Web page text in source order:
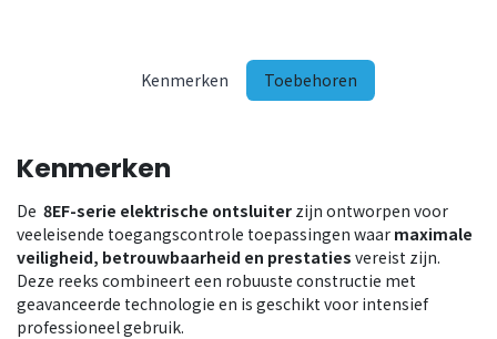
Kenmerken Toebehoren
Kenmerken
De 8EF-serie elektrische ontsluiter zijn ontworpen voor
veeleisende toegangscontrole toepassingen waar maximale
veiligheid, betrouwbaarheid en prestaties vereist zijn.
Deze reeks combineert een robuuste constructie met
geavanceerde technologie en is geschikt voor intensief
professioneel gebruik.